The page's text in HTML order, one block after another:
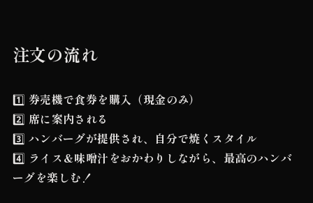
注文の流れ
1️⃣ 券売機で食券を購入（現金のみ）
2️⃣ 席に案内される
3️⃣ ハンバーグが提供され、自分で焼くスタイル
4️⃣ ライス＆味噌汁をおかわりしながら、最高のハンバ
ーグを楽しむ！